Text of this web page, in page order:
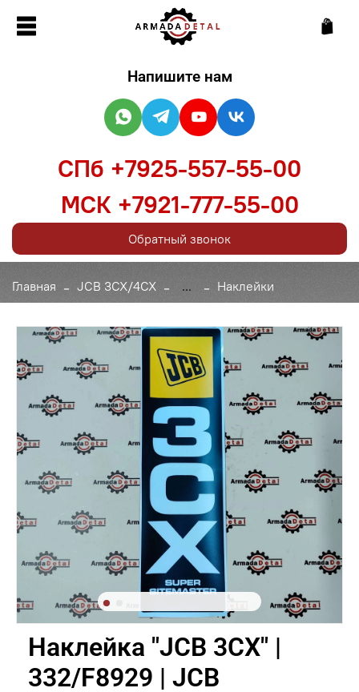
Главная JCB 3CX/4CX ... Наклейки
Наклейка "JCB 3CX" |
332/F8929 | JCB
Напишите нам
СПб +7925-557-55-00
МСК +7921-777-55-00
Обратный звонок